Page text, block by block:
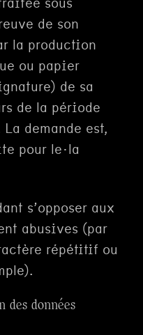
de son
la production
ou papier
de sa
de la période
demande est,
pour le·la
s’opposer aux
abusives (par
répétitif ou
données